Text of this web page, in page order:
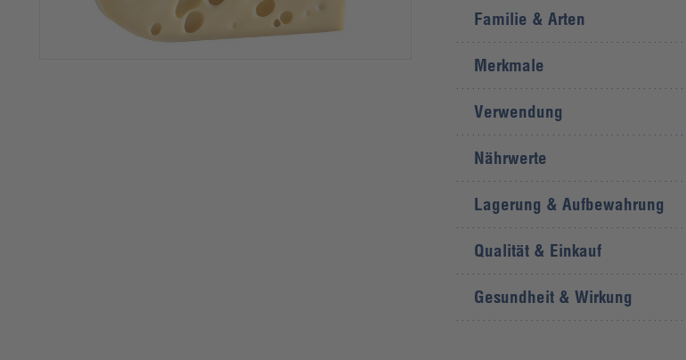
Familie & Arten
Merkmale
Verwendung
Nährwerte
Lagerung & Aufbewahrung
Qualität & Einkauf
Gesundheit & Wirkung